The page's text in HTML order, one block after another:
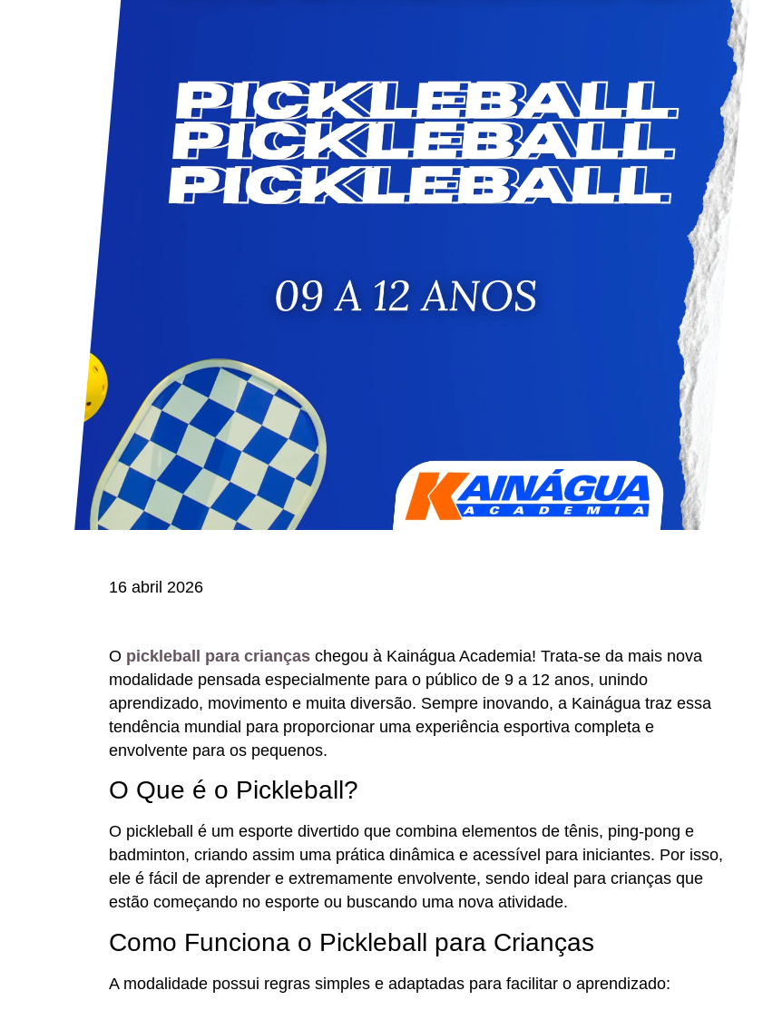
16 abril 2026
O pickleball para crianças chegou à Kainágua Academia! Trata-se da mais nova
modalidade pensada especialmente para o público de 9 a 12 anos, unindo
aprendizado, movimento e muita diversão. Sempre inovando, a Kainágua traz essa
tendência mundial para proporcionar uma experiência esportiva completa e
envolvente para os pequenos.
O Que é o Pickleball?
O pickleball é um esporte divertido que combina elementos de tênis, ping-pong e
badminton, criando assim uma prática dinâmica e acessível para iniciantes. Por isso,
ele é fácil de aprender e extremamente envolvente, sendo ideal para crianças que
estão começando no esporte ou buscando uma nova atividade.
Como Funciona o Pickleball para Crianças
A modalidade possui regras simples e adaptadas para facilitar o aprendizado: